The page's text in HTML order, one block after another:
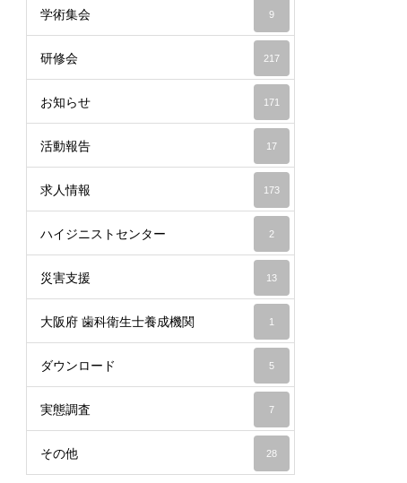
学術集会 9
研修会 217
お知らせ 171
活動報告 17
求人情報 173
ハイジニストセンター 2
災害支援 13
大阪府 歯科衛生士養成機関 1
ダウンロード 5
実態調査 7
その他 28